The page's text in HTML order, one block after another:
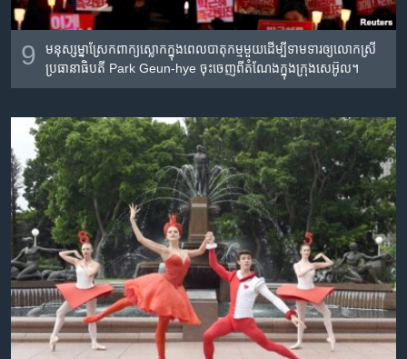
9
មនុស្ស​ម្នា​ស្រែក​ពាក្យ​ស្លោក​ក្នុង​ពេល​បាតុកម្ម​មួយ​ដើម្បី​ទាមទារ​ឲ្យ​លោក​ស្រី​
ប្រធានាធិបតី Park Geun-hye ចុះ​ចេញ​ពី​តំណែង​ក្នុង​ក្រុង​សេអ៊ូល។